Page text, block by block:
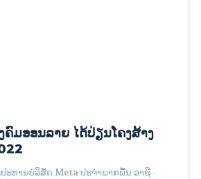
ມອອນລາຍ ໄດ້ປ່ຽນໂຄງສ້າງ
ະທານບໍລິສັດ Meta ປະຈຳພາກພື້ນ ອາຊີ -